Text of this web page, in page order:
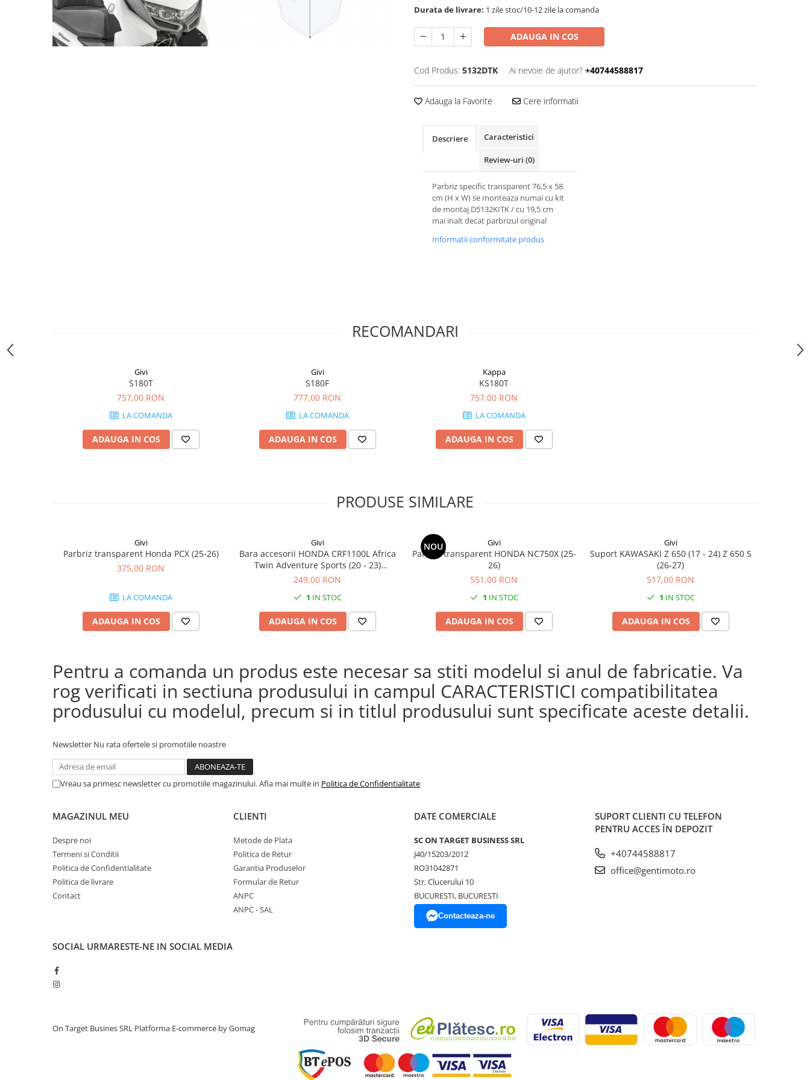
Durata de livrare: 1 zile stoc/10-12 zile la comanda
ADAUGA IN COS
Cod Produs: 5132DTK Ai nevoie de ajutor? +40744588817
Adauga la Favorite Cere informatii
Descriere Caracteristici
Review-uri (0)
Parbriz specific transparent 76,5 x 58
cm (H x W) se monteaza numai cu kit
de montaj D5132KITK / cu 19,5 cm
mai inalt decat parbrizul original
Informatii conformitate produs
RECOMANDARI
Givi
S180T
757,00 RON
LA COMANDA
ADAUGA IN COS
Givi
S180F
777,00 RON
LA COMANDA
ADAUGA IN COS
Kappa
KS180T
757,00 RON
LA COMANDA
ADAUGA IN COS
PRODUSE SIMILARE
Givi
Parbriz transparent Honda PCX (25-26)
375,00 RON
LA COMANDA
ADAUGA IN COS
Givi
Bara accesorii HONDA CRF1100L Africa
Twin Adventure Sports (20 - 23)
CRF1100L Africa Twin Adventure Sports
CRF1100L Africa Twin (20 - 23)
249,00 RON
1 IN STOC
ADAUGA IN COS
NOU Givi
Parbriz transparent HONDA NC750X (25-
26)
551,00 RON
1 IN STOC
ADAUGA IN COS
Givi
Suport KAWASAKI Z 650 (17 - 24) Z 650 S
(26-27)
517,00 RON
1 IN STOC
ADAUGA IN COS
Pentru a comanda un produs este necesar sa stiti modelul si anul de fabricatie. Va
rog verificati in sectiuna produsului in campul CARACTERISTICI compatibilitatea
produsului cu modelul, precum si in titlul produsului sunt specificate aceste detalii.
Newsletter Nu rata ofertele si promotiile noastre
Vreau sa primesc newsletter cu promotiile magazinului. Afla mai multe in Politica de Confidentialitate
MAGAZINUL MEU
Despre noi
Termeni si Conditii
Politica de Confidentialitate
Politica de livrare
Contact
CLIENTI
Metode de Plata
Politica de Retur
Garantia Produselor
Formular de Retur
ANPC
ANPC - SAL
DATE COMERCIALE
SC ON TARGET BUSINESS SRL
J40/15203/2012
RO31042871
Str. Clucerului 10
BUCURESTI, BUCURESTI
Contacteaza-ne
SUPORT CLIENTI CU TELEFON
PENTRU ACCES ÎN DEPOZIT
+40744588817
office@gentimoto.ro
SOCIAL URMARESTE-NE IN SOCIAL MEDIA
On Target Busines SRL Platforma E-commerce by Gomag